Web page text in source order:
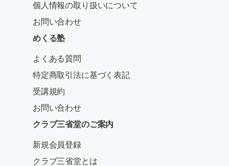
個人情報の取り扱いについて
お問い合わせ
めくる塾
よくある質問
特定商取引法に基づく表記
受講規約
お問い合わせ
クラブ三省堂のご案内
新規会員登録
クラブ三省堂とは